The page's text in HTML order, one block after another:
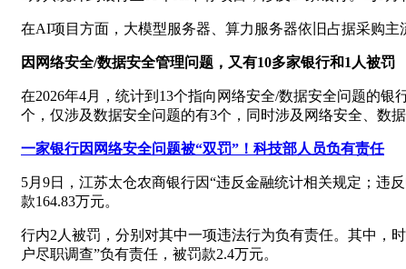
在AI项目方面，大模型服务器、算力服务器依旧占据采购
因网络安全/数据安全管理问题，又有10多家银行和1人被罚
在2026年4月，统计到13个指向网络安全/数据安全问题的
个，仅涉及数据安全问题的有3个，同时涉及网络安全、数
一家银行因网络安全问题被“双罚”！科技部人员负有责任
5月9日，江苏太仓农商银行因“违反金融统计相关规定；违
款164.83万元。
行内2人被罚，分别对其中一项违法行为负有责任。其中，
户尽职调查”负有责任，被罚款2.4万元。